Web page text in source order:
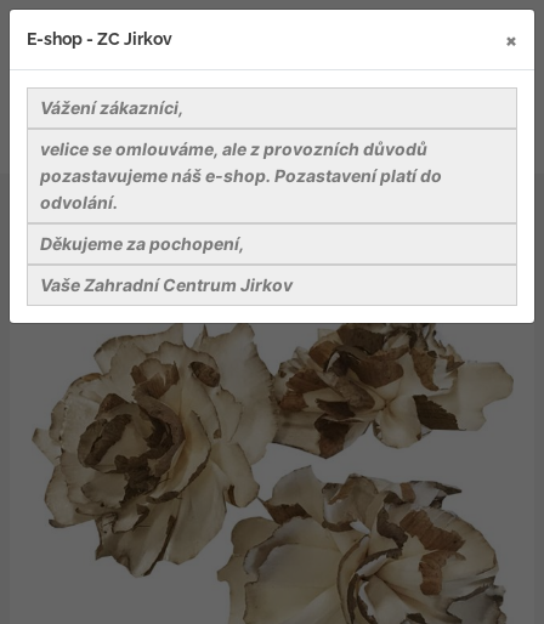
Dekorace a dekorační materiály
Dekorace - Sola Sushanta Cosmos 6 cm With Skin - 3 ks
E-shop - ZC Jirkov ×
Vážení zákazníci,
velice se omlouváme, ale z provozních důvodů
pozastavujeme náš e-shop. Pozastavení platí do
odvolání.
Děkujeme za pochopení,
Vaše Zahradní Centrum Jirkov